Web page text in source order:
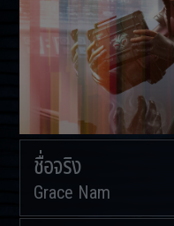
ชื่อจริง
Grace Nam